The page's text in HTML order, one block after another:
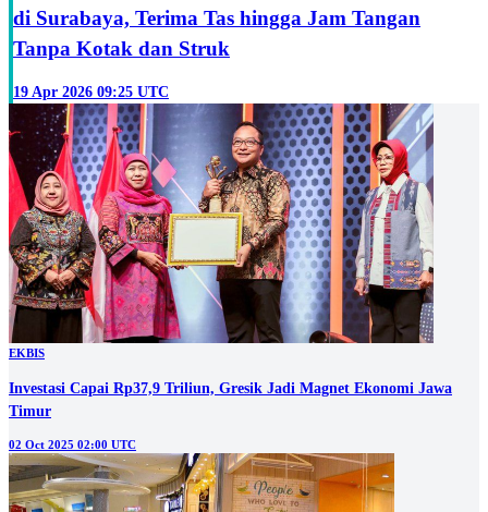
di Surabaya, Terima Tas hingga Jam Tangan
Tanpa Kotak dan Struk
19 Apr 2026 09:25 UTC
EKBIS
Investasi Capai Rp37,9 Triliun, Gresik Jadi Magnet Ekonomi Jawa
Timur
02 Oct 2025 02:00 UTC